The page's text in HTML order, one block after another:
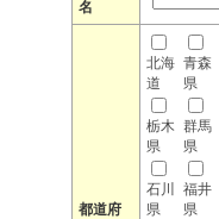
名
都道府
北海
道
青森
県
栃木
県
群馬
県
石川
県
福井
県